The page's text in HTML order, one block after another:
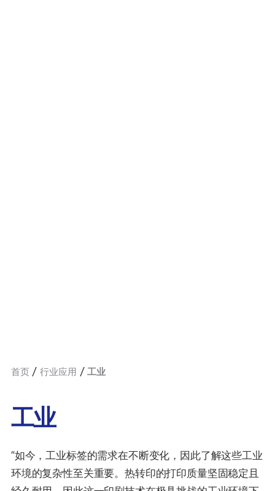
首页 行业应用 工业
工业
“如今，工业标签的需求在不断变化，因此了解这些工业
环境的复杂性至关重要。热转印的打印质量坚固稳定且